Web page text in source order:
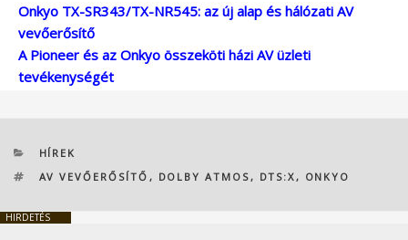
Onkyo TX-SR343/TX-NR545: az új alap és hálózati AV
vevőerősítő
A Pioneer és az Onkyo összeköti házi AV üzleti
tevékenységét
KATEGÓRIÁK
HÍREK
CÍMKÉK
AV VEVŐERŐSÍTŐ , DOLBY ATMOS , DTS:X , ONKYO
HIRDETÉS